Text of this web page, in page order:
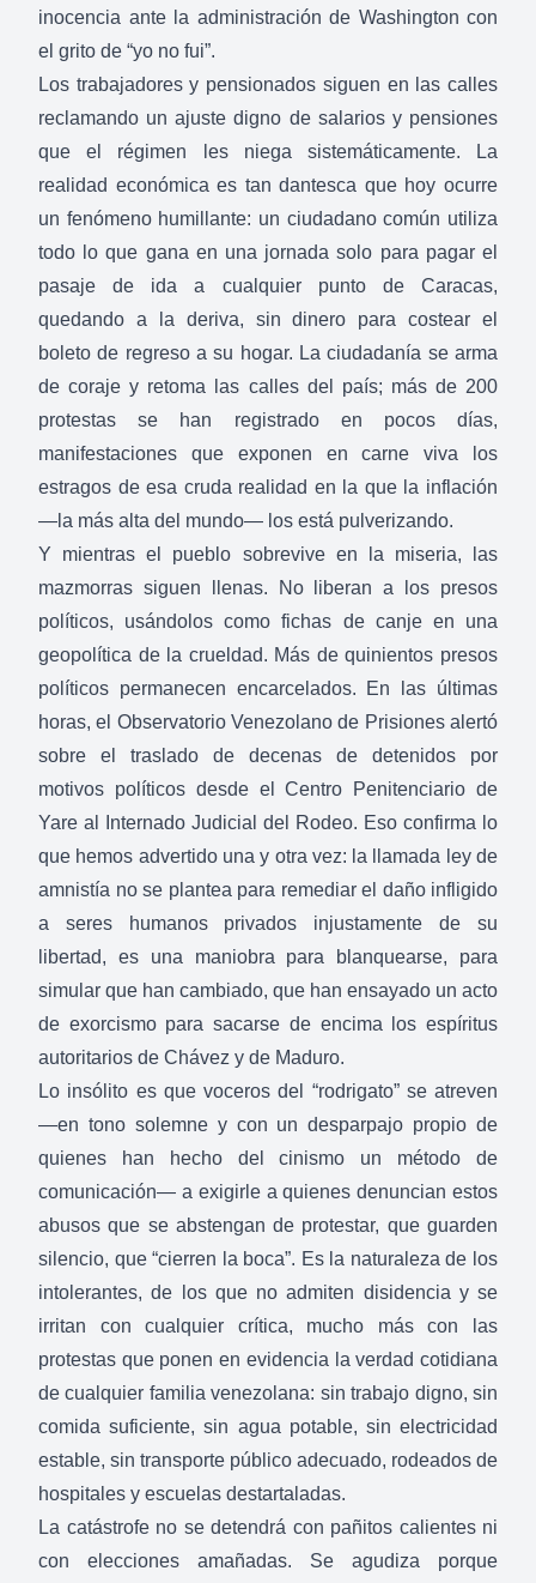
inocencia ante la administración de Washington con
el grito de “yo no fui”.
Los trabajadores y pensionados siguen en las calles
reclamando un ajuste digno de salarios y pensiones
que el régimen les niega sistemáticamente. La
realidad económica es tan dantesca que hoy ocurre
un fenómeno humillante: un ciudadano común utiliza
todo lo que gana en una jornada solo para pagar el
pasaje de ida a cualquier punto de Caracas,
quedando a la deriva, sin dinero para costear el
boleto de regreso a su hogar. La ciudadanía se arma
de coraje y retoma las calles del país; más de 200
protestas se han registrado en pocos días,
manifestaciones que exponen en carne viva los
estragos de esa cruda realidad en la que la inflación
—la más alta del mundo— los está pulverizando.
Y mientras el pueblo sobrevive en la miseria, las
mazmorras siguen llenas. No liberan a los presos
políticos, usándolos como fichas de canje en una
geopolítica de la crueldad. Más de quinientos presos
políticos permanecen encarcelados. En las últimas
horas, el Observatorio Venezolano de Prisiones alertó
sobre el traslado de decenas de detenidos por
motivos políticos desde el Centro Penitenciario de
Yare al Internado Judicial del Rodeo. Eso confirma lo
que hemos advertido una y otra vez: la llamada ley de
amnistía no se plantea para remediar el daño infligido
a seres humanos privados injustamente de su
libertad, es una maniobra para blanquearse, para
simular que han cambiado, que han ensayado un acto
de exorcismo para sacarse de encima los espíritus
autoritarios de Chávez y de Maduro.
Lo insólito es que voceros del “rodrigato” se atreven
—en tono solemne y con un desparpajo propio de
quienes han hecho del cinismo un método de
comunicación— a exigirle a quienes denuncian estos
abusos que se abstengan de protestar, que guarden
silencio, que “cierren la boca”. Es la naturaleza de los
intolerantes, de los que no admiten disidencia y se
irritan con cualquier crítica, mucho más con las
protestas que ponen en evidencia la verdad cotidiana
de cualquier familia venezolana: sin trabajo digno, sin
comida suficiente, sin agua potable, sin electricidad
estable, sin transporte público adecuado, rodeados de
hospitales y escuelas destartaladas.
La catástrofe no se detendrá con pañitos calientes ni
con elecciones amañadas. Se agudiza porque